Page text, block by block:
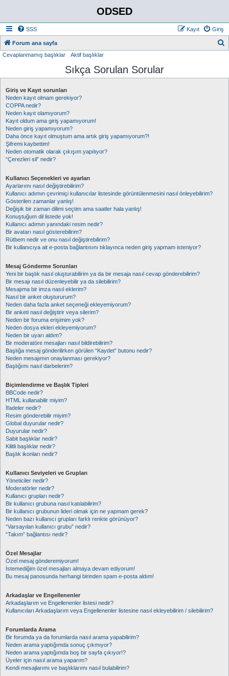
ODSED
SSS Giriş
Kayıt
Forum ana sayfa
Cevaplanmamış başlıklar Aktif başlıklar
Sıkça Sorulan Sorular
Giriş ve Kayıt sorunları
Neden kayıt olmam gerekiyor?
COPPA nedir?
Neden kayıt olamıyorum?
Kayıt oldum ama giriş yapamıyorum!
Neden giriş yapamıyorum?
Daha önce kayıt olmuştum ama artık giriş yapamıyorum?!
Şifremi kaybettim!
Neden otomatik olarak çıkışım yapılıyor?
“Çerezleri sil” nedir?
Kullanıcı Seçenekleri ve ayarları
Ayarlarımı nasıl değiştirebilirim?
Kullanıcı adımın çevrimiçi kullanıcılar listesinde görüntülenmesini nasıl önleyebilirim?
Gösterilen zamanlar yanlış!
Değişik bir zaman dilimi seçtim ama saatler hala yanlış!
Konuştuğum dil listede yok!
Kullanıcı adımın yanındaki resim nedir?
Bir avatarı nasıl gösterebilirim?
Rütbem nedir ve onu nasıl değiştirebilirim?
Bir kullanıcıya ait e-posta bağlantısını tıklayınca neden giriş yapmam isteniyor?
Mesaj Gönderme Sorunları
Yeni bir başlık nasıl oluşturabilirim ya da bir mesaja nasıl cevap gönderebilirim?
Bir mesajı nasıl düzenleyebilir ya da silebilirim?
Mesajıma bir imza nasıl eklerim?
Nasıl bir anket oluştururum?
Neden daha fazla anket seçeneği ekleyemiyorum?
Bir anketi nasıl değiştirir veya silerim?
Neden bir foruma erişimim yok?
Neden dosya ekleri ekleyemiyorum?
Neden bir uyarı aldım?
Bir moderatöre mesajları nasıl bildirebilirim?
Başlığa mesaj gönderilirken görülen “Kaydet” butonu nedir?
Neden mesajımın onaylanması gerekiyor?
Başlığımı nasıl darbelerim?
Biçimlendirme ve Başlık Tipleri
BBCode nedir?
HTML kullanabilir miyim?
İfadeler nedir?
Resim gönderebilir miyim?
Global duyurular nedir?
Duyurular nedir?
Sabit başlıklar nedir?
Kilitli başlıklar nedir?
Başlık ikonları nedir?
Kullanıcı Seviyeleri ve Grupları
Yöneticiler nedir?
Moderatörler nedir?
Kullanıcı grupları nedir?
Bir kullanıcı grubuna nasıl katılabilirim?
Bir kullanıcı grubunun lideri olmak için ne yapmam gerek?
Neden bazı kullanıcı grupları farklı renkte görünüyor?
“Varsayılan kullanıcı grubu” nedir?
“Takım” bağlantısı nedir?
Özel Mesajlar
Özel mesaj gönderemiyorum!
İstemediğim özel mesajları almaya devam ediyorum!
Bu mesaj panosunda herhangi birinden spam e-posta aldım!
Arkadaşlar ve Engellenenler
Arkadaşlarım ve Engellenenler listesi nedir?
Kullanıcıları Arkadaşlarım veya Engellenenler listesine nasıl ekleyebilirim / silebilirim?
Forumlarda Arama
Bir forumda ya da forumlarda nasıl arama yapabilirim?
Neden arama yaptığımda sonuç çıkmıyor?
Neden arama yaptığımda boş bir sayfa çıkıyor!?
Üyeler için nasıl arama yaparım?
Kendi mesajlarımı ve başlıklarımı nasıl bulabilirim?